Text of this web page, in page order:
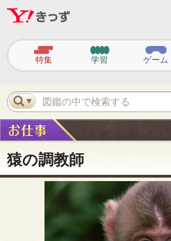
ビ
ゲ
ー
シ
ョ
ン
特集 学習 ゲーム
図鑑の中で検索する
猿の調教師